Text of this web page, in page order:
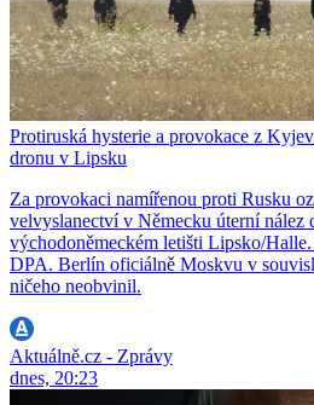
Protiruská hysterie a provokace z
dronu v Lipsku
Za provokaci namířenou proti Rusku
velvyslanectví v Německu úterní nález
východoněmeckém letišti Lipsko/
DPA. Berlín oficiálně Moskvu v
ničeho neobvinil.
Aktuálně.cz - Zprávy
dnes, 20:23